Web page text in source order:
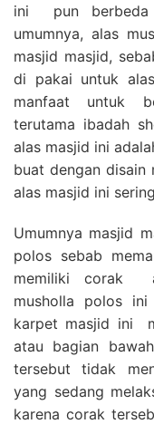
ini pun berbeda
umumnya, alas
masjid masjid,
di pakai untuk
manfaat untuk
terutama ibadah
alas masjid ini
buat dengan disain
alas masjid ini
Umumnya masjid
polos sebab
memiliki corak
musholla polos
karpet masjid ini
atau bagian
tersebut tidak
yang sedang
karena corak